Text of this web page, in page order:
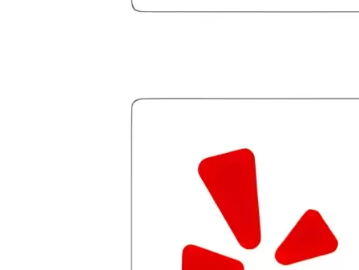
changes and challenges. Curadet has a
with since joining has given me solid
possible because of J Miller, and I am